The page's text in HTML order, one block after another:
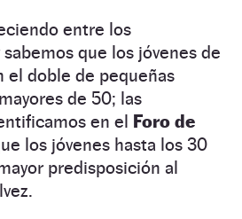
entre los
sabemos que los jóvenes de
el doble de pequeñas
de 50; las
en el Foro de
los jóvenes hasta los 30
predisposición al